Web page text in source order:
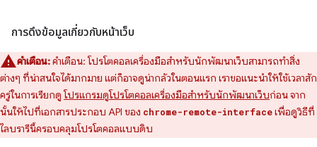
การดึงข้อมูลเกี่ยวกับหน้าเว็บ
คำเตือน:คำเตือน: โปรโตคอลเครื่องมือสำหรับนักพัฒนาเว็บสามารถทำสิ่ง
ต่างๆ ที่น่าสนใจได้มากมาย แต่ก็อาจดูน่ากลัวในตอนแรก เราขอแนะนำให้ใช้เวลาสัก
ครู่ในการเรียกดูโปรแกรมดูโปรโตคอลเครื่องมือสำหรับนักพัฒนาเว็บก่อน จาก
นั้นให้ไปที่เอกสารประกอบ API ของ chrome-remote-interfaceเพื่อดูวิธีที่
ไลบรารีนี้ครอบคลุมโปรโตคอลแบบดิบ